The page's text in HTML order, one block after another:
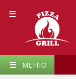
МЕНЮ